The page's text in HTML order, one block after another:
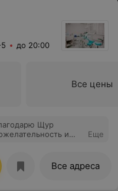
дополню отзыв и
до 20:00
Все цены
Щур
благодарности
труд
Еще
Все адреса